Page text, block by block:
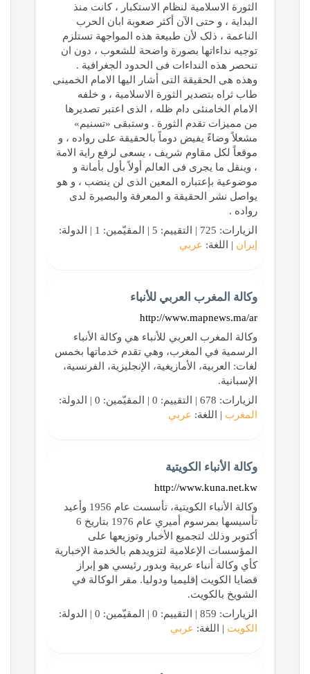
الثورة الاسلامیة لنظام الاستکبار ، کانت منذ
البدایة ، و حتی الآن أکثر صعوبة ابان الحرب
الناعمة ، ذلک لأن طبیعة هذه المواجهة تستلزم
توجیه نداءاتها بصورة واضحة للشعوب ، دون ان
تنحصر هذه النداءات فی الحدود الجغرافیة .
وهذه هی الحقیقة التی أشار الیها الامام الخمینی
طاب ثراه بتصدیر الثورة الاسلامیة ، و خلفه
الامام الخامنئی دام ظله ، الذی اعتبر تصدیرها
من ممیزات تقدم الثورة . وستبقى «تسنیم»
مشعلاً وضاءً یفیض دوماً بالحقیقة على رواده ، و
موقعاً لکل مقاوم شریف ، یسعى لرفع رایة الامة
، وینقل ما یجری فی العالم أولاً بأول بأمانة و
موضوعیة بإعتباره المعین الذی لن ینضب ، و هو
یواصل نشر الحقیقة و المعرفة والبصیرة لدى
رواده .
الزيارات: 725 | التقييم: 5 | المقيّمين: 1 | الدولة:
إيران | اللغة: عربي
وكالة المغرب العربي للأنباء
http://www.mapnews.ma/ar
وكالة المغرب العربي للأنباء هي وكالة الأنباء
الرسمية في المغرب، وهي تقدم خدماتها بخمس
لغات: العربية، الأمازيغية، الإنجليزية، الفرنسية،
الإسبانية.
الزيارات: 678 | التقييم: 0 | المقيّمين: 0 | الدولة:
المغرب | اللغة: عربي
وكالة الأنباء الكويتية
http://www.kuna.net.kw
وكالة الأنباء الكويتية، تأسست عام 1956 وأعيد
تأسيسها بمرسوم أميري عام 1976 بتاريخ 6
أكتوبر وذلك لتجميع الأخبار وتوزيعها على
المؤسسات الإعلامية لتزويدهم بالخدمة الإخبارية
كأي وكالة أنباء عربية وبدور رئيسي هو إبراز
قضايا الكويت إقليميا ودوليا. مقر الوكالة في
الشويخ بالكويت.
الزيارات: 859 | التقييم: 0 | المقيّمين: 0 | الدولة:
الكويت | اللغة: عربي